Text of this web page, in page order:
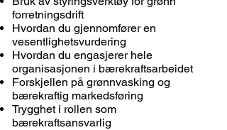
forretningsdrift
Hvordan du gjennomfører en
vesentlighetsvurdering
Hvordan du engasjerer hele
organisasjonen i bærekraftsarbeidet
Forskjellen på grønnvasking og
bærekraftig markedsføring
Trygghet i rollen som
bærekraftsansvarlig